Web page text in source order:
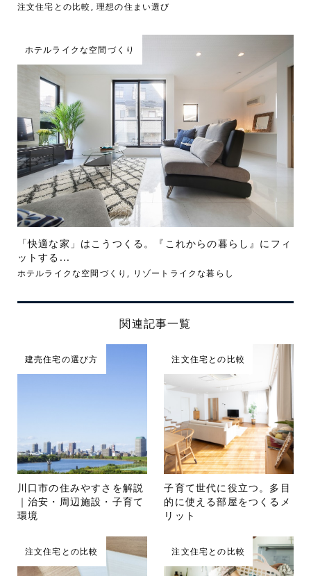
注文住宅との比較 , 理想の住まい選び
ホテルライクな空間づくり
「快適な家」はこうつくる。『これからの暮らし』にフィ
ットする...
ホテルライクな空間づくり , リゾートライクな暮らし
関連記事一覧
建売住宅の選び方
川口市の住みやすさを解説
｜治安・周辺施設・子育て
環境
注文住宅との比較
子育て世代に役立つ。多目
的に使える部屋をつくるメ
リット
注文住宅との比較 注文住宅との比較